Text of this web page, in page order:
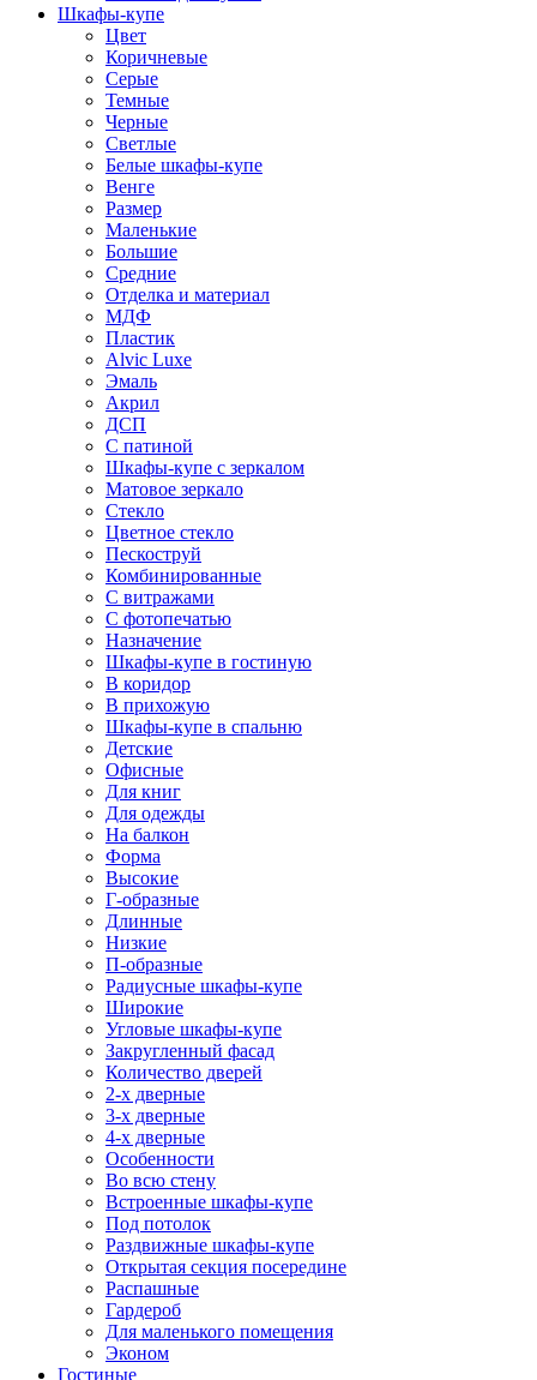
Шкафы-купе
Цвет
Коричневые
Серые
Темные
Черные
Светлые
Белые шкафы-купе
Венге
Размер
Маленькие
Большие
Средние
Отделка и материал
МДФ
Пластик
Alvic Luxe
Эмаль
Акрил
ДСП
С патиной
Шкафы-купе с зеркалом
Матовое зеркало
Стекло
Цветное стекло
Пескоструй
Комбинированные
С витражами
С фотопечатью
Назначение
Шкафы-купе в гостиную
В коридор
В прихожую
Шкафы-купе в спальню
Детские
Офисные
Для книг
Для одежды
На балкон
Форма
Высокие
Г-образные
Длинные
Низкие
П-образные
Радиусные шкафы-купе
Широкие
Угловые шкафы-купе
Закругленный фасад
Количество дверей
2-х дверные
3-х дверные
4-х дверные
Особенности
Во всю стену
Встроенные шкафы-купе
Под потолок
Раздвижные шкафы-купе
Открытая секция посередине
Распашные
Гардероб
Для маленького помещения
Эконом
Гостиные